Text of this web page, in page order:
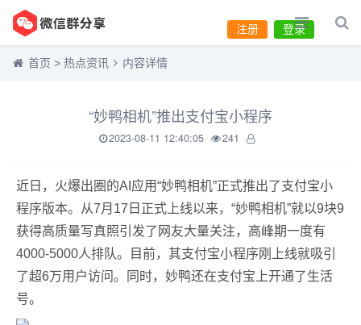
登录
注册
首页 > 热点资讯 内容详情
“妙鸭相机”推出支付宝小程序
2023-08-11 12:40:05 241
近日，火爆出圈的AI应用“妙鸭相机”正式推出了支付宝小
程序版本。从7月17日正式上线以来，“妙鸭相机”就以9块9
获得高质量写真照引发了网友大量关注，高峰期一度有
4000-5000人排队。目前，其支付宝小程序刚上线就吸引
了超6万用户访问。同时，妙鸭还在支付宝上开通了生活
号。